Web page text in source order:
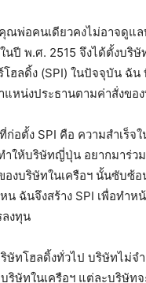
ณพ่อคนเดียวคงไม่อาจดูแล
นปี พ.ศ. 2515 จึงได้ตั้งบริ
ฮลดิ้ง (SPI) ในปัจจุบัน ฉัน
แหน่งประธานตามค่าสั่งขอ
ก่อตั้ง SPI คือ ความสําเร็จ
าให้บริษัทญี่ปุ่น อยากมาร่ว
องบริษัทในเครือฯ นั้นซับซ้
น ฉันจึงสร้าง SPI เพื่อทําห
ลงทุน
ษัทโฮลดิ้งทั่วไป บริษัทไม่จํ
ริษัทในเครือฯ แต่ละบริษัท